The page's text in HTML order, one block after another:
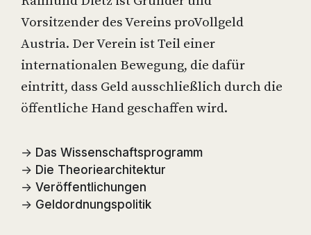
Vorsitzender des Vereins proVollgeld
Austria. Der Verein ist Teil einer
internationalen Bewegung, die dafür
eintritt, dass Geld ausschließlich durch die
öffentliche Hand geschaffen wird.
→ Das Wissenschaftsprogramm
→ Die Theoriearchitektur
→ Veröffentlichungen
→ Geldordnungspolitik